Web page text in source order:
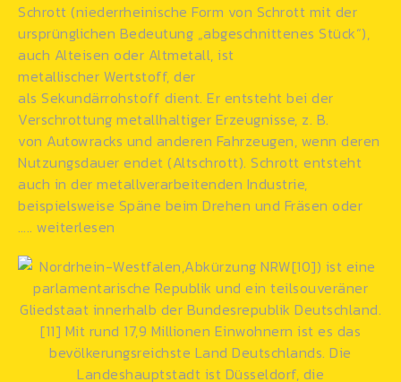
Schrott (niederrheinische Form von Schrott mit der
ursprünglichen Bedeutung „abgeschnittenes Stück“),
auch Alteisen oder Altmetall, ist
metallischer Wertstoff, der
als Sekundärrohstoff dient. Er entsteht bei der
Verschrottung metallhaltiger Erzeugnisse, z. B.
von Autowracks und anderen Fahrzeugen, wenn deren
Nutzungsdauer endet (Altschrott). Schrott entsteht
auch in der metallverarbeitenden Industrie,
beispielsweise Späne beim Drehen und Fräsen oder
….. weiterlesen